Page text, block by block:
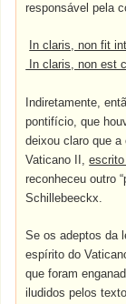
responsável pela
In claris, non fit
In claris, non est
Indiretamente,
pontifício, que
deixou claro que
Vaticano II,
reconheceu outro
Schillebeeckx.
Se os adeptos da
espírito do
que foram
iludidos pelos